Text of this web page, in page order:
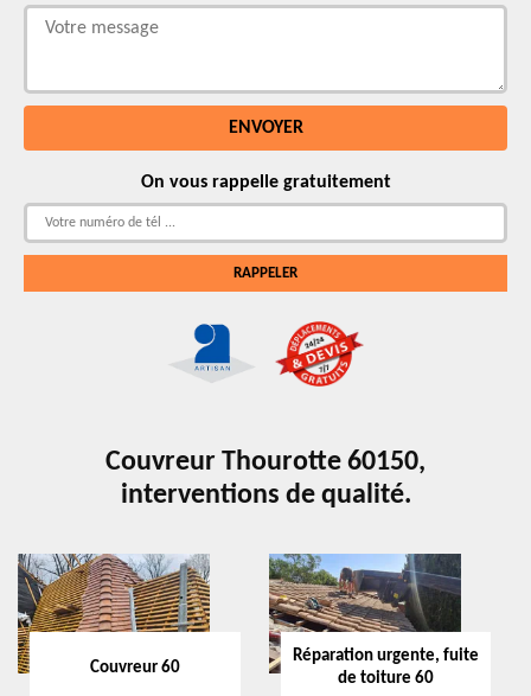
On vous rappelle gratuitement
Couvreur Thourotte 60150,
interventions de qualité.
Couvreur 60
Réparation urgente, fuite
de toiture 60